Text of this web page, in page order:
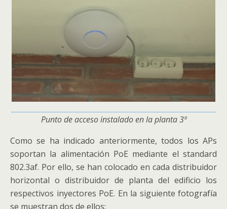
Punto de acceso instalado en la planta 3ª
Como se ha indicado anteriormente, todos los APs
soportan la alimentación PoE mediante el standard
802.3af. Por ello, se han colocado en cada distribuidor
horizontal o distribuidor de planta del edificio los
respectivos inyectores PoE. En la siguiente fotografía
se muestran dos de ellos: